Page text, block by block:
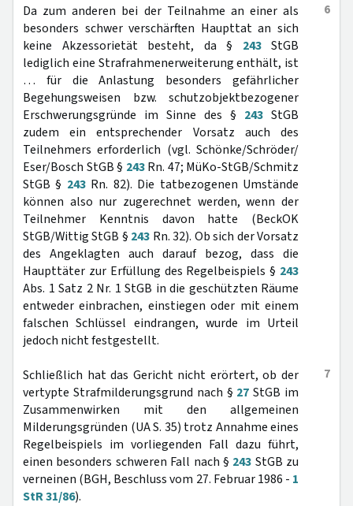
6
Da zum anderen bei der Teilnahme an einer als
besonders schwer verschärften Haupttat an sich
keine Akzessorietät besteht, da § 243StGB
lediglich eine Strafrahmenerweiterung enthält, ist
… für die Anlastung besonders gefährlicher
Begehungsweisen bzw. schutzobjektbezogener
Erschwerungsgründe im Sinne des § 243 StGB
zudem ein entsprechender Vorsatz auch des
Teilnehmers erforderlich (vgl. Schönke/Schröder/
Eser/Bosch StGB § 243Rn. 47; MüKo-StGB/Schmitz
StGB § 243Rn. 82). Die tatbezogenen Umstände
können also nur zugerechnet werden, wenn der
Teilnehmer Kenntnis davon hatte (BeckOK
StGB/Wittig StGB § 243 Rn. 32). Ob sich der Vorsatz
des Angeklagten auch darauf bezog, dass die
Haupttäter zur Erfüllung des Regelbeispiels § 243
Abs. 1 Satz 2 Nr. 1 StGB in die geschützten Räume
entweder einbrachen, einstiegen oder mit einem
falschen Schlüssel eindrangen, wurde im Urteil
jedoch nicht festgestellt.
7
Schließlich hat das Gericht nicht erörtert, ob der
vertypte Strafmilderungsgrund nach § 27 StGB im
Zusammenwirken mit den allgemeinen
Milderungsgründen (UA S. 35) trotz Annahme eines
Regelbeispiels im vorliegenden Fall dazu führt,
einen besonders schweren Fall nach § 243 StGB zu
verneinen (BGH, Beschluss vom 27. Februar 1986 - 1
StR 31/86).